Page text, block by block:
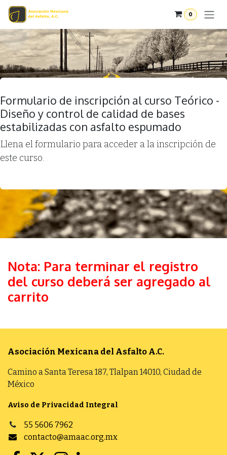
Ir al contenido
0
Formulario de inscripción al curso Teórico -
Diseño y control de calidad de bases
estabilizadas con asfalto espumado
Llena el formulario para acceder a la inscripción de
este curso.
Nota: Para terminar el registro
del curso deberá ser agregado al
carrito
Asociación Mexicana del Asfalto A.C.
Camino a Santa Teresa 187, Tlalpan 14010, Ciudad de
México
Aviso de Privacidad Integral
55 5606 7962
contacto@amaac.org.mx